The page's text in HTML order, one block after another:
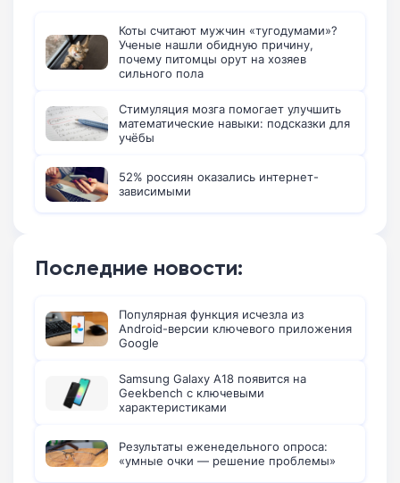
Коты считают мужчин «тугодумами»?
Ученые нашли обидную причину,
почему питомцы орут на хозяев
сильного пола
Стимуляция мозга помогает улучшить
математические навыки: подсказки для
учёбы
52% россиян оказались интернет-
зависимыми
Последние новости:
Популярная функция исчезла из
Android-версии ключевого приложения
Google
Samsung Galaxy A18 появится на
Geekbench с ключевыми
характеристиками
Результаты еженедельного опроса:
«умные очки — решение проблемы»